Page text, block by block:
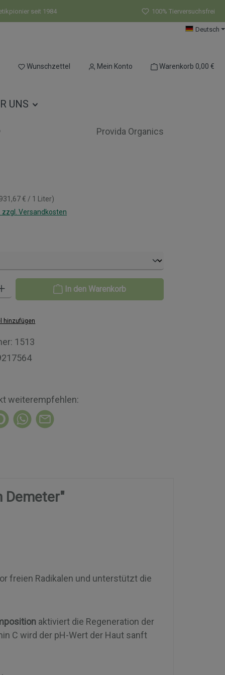
seit 1984 100% Tierversuchsfrei
Deutsch
Wunschzettel Du hast 0 Produkte auf dem Merkzettel
Mein Konto Warenkorb 0,00 €
UNS
Provida Organics
€ / 1 Liter)
zzgl. Versandkosten
den gewünschten Wert ein oder benutze die Schaltflächen um die
In den Warenkorb
hinzufügen
1513
weiterempfehlen:
Demeter"
freien Radikalen und unterstützt die
aktiviert die Regeneration der
C wird der pH-Wert der Haut sanft